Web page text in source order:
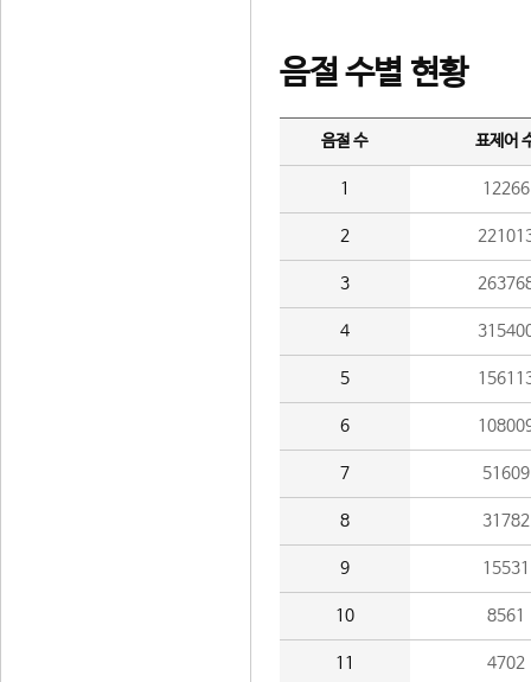
음절 수별 현황
음절 수 표제어
1 12266
2
3
4
5
6
7 51609
8 31782
9 15531
10 8561
11 4702